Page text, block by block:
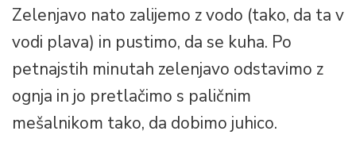
Zelenjavo nato zalijemo z vodo (tako, da ta v
vodi plava) in pustimo, da se kuha. Po
petnajstih minutah zelenjavo odstavimo z
ognja in jo pretlačimo s paličnim
mešalnikom tako, da dobimo juhico.